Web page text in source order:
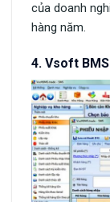
của doanh
hàng năm.
4. Vsoft BMS